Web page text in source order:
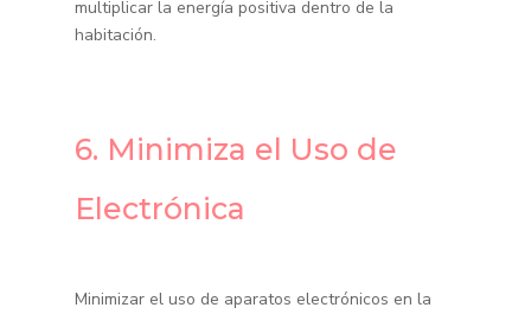
multiplicar la energía positiva dentro de la
habitación.
6. Minimiza el Uso de
Electrónica
Minimizar el uso de aparatos electrónicos en la